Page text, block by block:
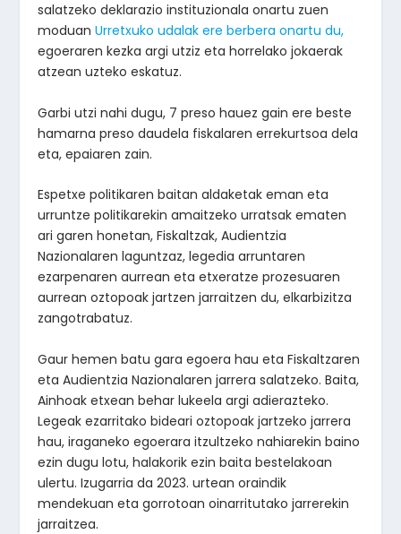
salatzeko deklarazio instituzionala onartu zuen
moduanUrretxuko udalak ere berbera onartu du,
egoeraren kezka argi utziz eta horrelako jokaerak
atzean uzteko eskatuz.
Garbi utzi nahi dugu, 7 preso hauez gain ere beste
hamarna preso daudela fiskalaren errekurtsoa dela
eta, epaiaren zain.
Espetxe politikaren baitan aldaketak eman eta
urruntze politikarekin amaitzeko urratsak ematen
ari garen honetan, Fiskaltzak, Audientzia
Nazionalaren laguntzaz, legedia arruntaren
ezarpenaren aurrean eta etxeratze prozesuaren
aurrean oztopoak jartzen jarraitzen du, elkarbizitza
zangotrabatuz.
Gaur hemen batu gara egoera hau eta Fiskaltzaren
eta Audientzia Nazionalaren jarrera salatzeko. Baita,
Ainhoak etxean behar lukeela argi adierazteko.
Legeak ezarritako bideari oztopoak jartzeko jarrera
hau, iraganeko egoerara itzultzeko nahiarekin baino
ezin dugu lotu, halakorik ezin baita bestelakoan
ulertu. Izugarria da 2023. urtean oraindik
mendekuan eta gorrotoan oinarritutako jarrerekin
jarraitzea.